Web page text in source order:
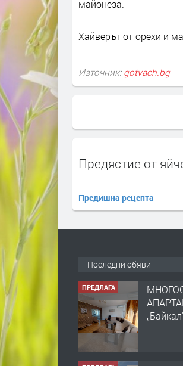
майонеза.
Хайверът от орехи и
Източник: gotvach.bg
Предястие от
Предишна рецепта
Последни обяви
ПРЕДЛАГА